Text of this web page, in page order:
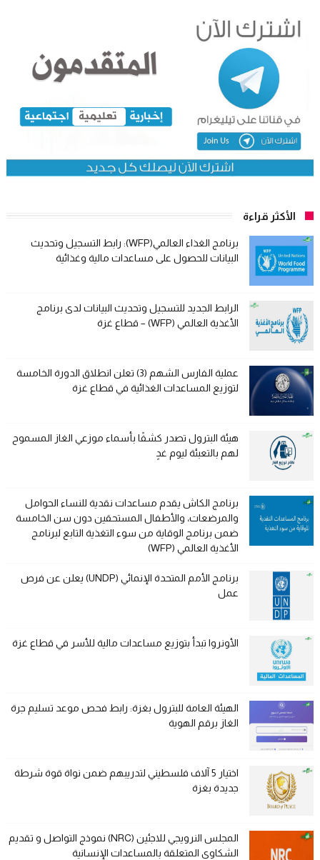
الأكثر قراءة
برنامج الغذاء العالمي(WFP): رابط التسجيل وتحديث
البيانات للحصول على مساعدات مالية وغذائية
الرابط الجديد للتسجيل وتحديث البيانات لدى برنامج
الأغذية العالمي (WFP) – قطاع غزة
عملية الفارس الشهم (3) تعلن انطلاق الدورة الخامسة
لتوزيع المساعدات الغذائية في قطاع غزة
هيئة البترول تصدر كشفًا بأسماء موزعي الغاز المسموح
لهم بالتعبئة ليوم غدٍ
برنامج الكاش يقدم مساعدات نقدية للنساء الحوامل
والمرضعات، والأطفال المستحقين دون سن الخامسة
ضمن برنامج الوقاية من سوء التغذية التابع لبرنامج
الأغذية العالمي (WFP)
برنامج الأمم المتحدة الإنمائي (UNDP) يعلن عن فرص
عمل
الأونروا تبدأ بتوزيع مساعدات مالية للأسر في قطاع غزة
الهيئة العامة للبترول بغزة: رابط فحص موعد تسليم جرة
الغاز برقم الهوية
اختيار 5 آلاف فلسطيني لتدريبهم ضمن نواة قوة شرطة
جديدة بغزة
المجلس النرويجي للاجئين (NRC) نموذج التواصل و تقديم
الشكاوى المتعلقة بالمساعدات الإنسانية